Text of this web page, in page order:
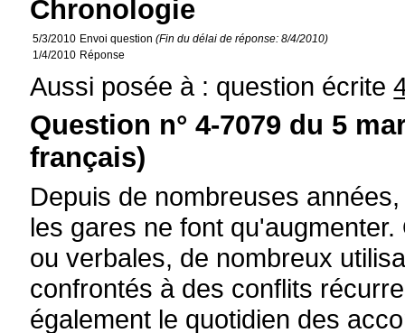
Chronologie
5/3/2010 Envoi question(Fin du délai de réponse: 8/4/2010)
1/4/2010 Réponse
Aussi posée à : question écrite
Question n° 4-7079 du 5
français)
Depuis de nombreuses
les gares ne font
ou verbales, de nombreux
confrontés à des conflits
également le quotidien des